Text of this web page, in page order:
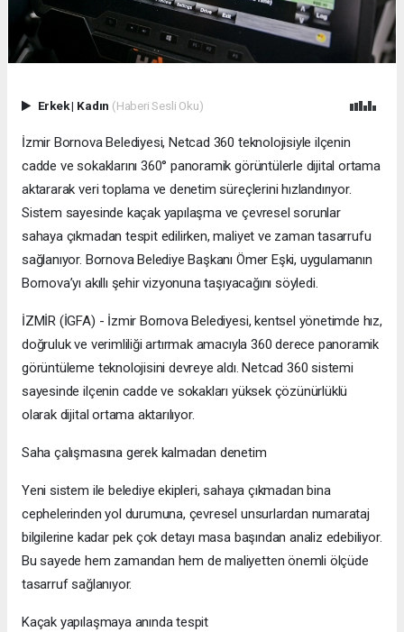
Erkek| Kadın (Haberi Sesli Oku)
İzmir Bornova Belediyesi, Netcad 360 teknolojisiyle ilçenin
cadde ve sokaklarını 360° panoramik görüntülerle dijital ortama
aktararak veri toplama ve denetim süreçlerini hızlandırıyor.
Sistem sayesinde kaçak yapılaşma ve çevresel sorunlar
sahaya çıkmadan tespit edilirken, maliyet ve zaman tasarrufu
sağlanıyor. Bornova Belediye Başkanı Ömer Eşki, uygulamanın
Bornova’yı akıllı şehir vizyonuna taşıyacağını söyledi.
İZMİR (İGFA) - İzmir Bornova Belediyesi, kentsel yönetimde hız,
doğruluk ve verimliliği artırmak amacıyla 360 derece panoramik
görüntüleme teknolojisini devreye aldı. Netcad 360 sistemi
sayesinde ilçenin cadde ve sokakları yüksek çözünürlüklü
olarak dijital ortama aktarılıyor.
Saha çalışmasına gerek kalmadan denetim
Yeni sistem ile belediye ekipleri, sahaya çıkmadan bina
cephelerinden yol durumuna, çevresel unsurlardan numarataj
bilgilerine kadar pek çok detayı masa başından analiz edebiliyor.
Bu sayede hem zamandan hem de maliyetten önemli ölçüde
tasarruf sağlanıyor.
Kaçak yapılaşmaya anında tespit